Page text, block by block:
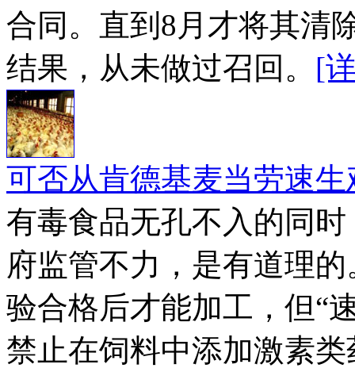
合同。直到8月才将其清
结果，从未做过召回。 [
可否从肯德基麦当劳速
有毒食品无孔不入的同
府监管不力，是有道理
验合格后才能加工，但“
禁止在饲料中添加激素